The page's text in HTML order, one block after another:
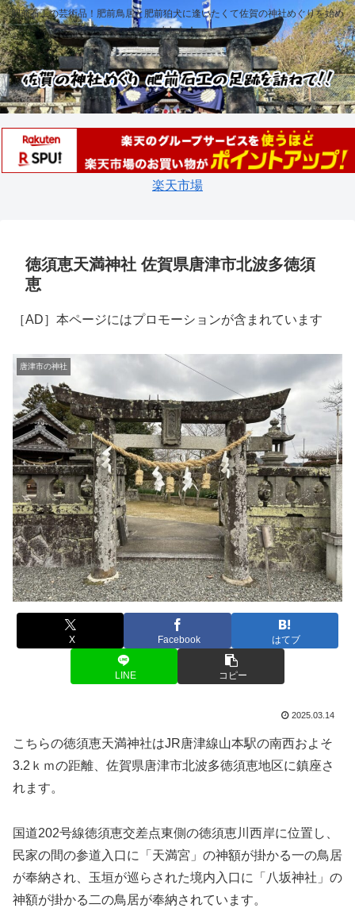
肥前石工の芸術品！肥前鳥居と肥前狛犬に逢いたくて佐賀の神社めぐりを始め
ました！
楽天市場
徳須恵天満神社 佐賀県唐津市北波多徳須
恵
［AD］本ページにはプロモーションが含まれています
唐津市の神社
X Facebook はてブ
LINE コピー
2025.03.14
こちらの徳須恵天満神社はJR唐津線山本駅の南西およそ
3.2ｋｍの距離、佐賀県唐津市北波多徳須恵地区に鎮座さ
れます。
国道202号線徳須恵交差点東側の徳須恵川西岸に位置し、
民家の間の参道入口に「天満宮」の神額が掛かる一の鳥居
が奉納され、玉垣が巡らされた境内入口に「八坂神社」の
神額が掛かる二の鳥居が奉納されています。